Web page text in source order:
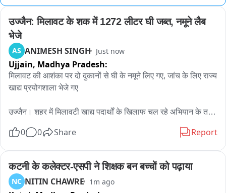
उज्जैन: मिलावट के शक में 1272 लीटर घी जब्त, नमूने लैब
भेजे
AS ANIMESH SINGH Just now
Ujjain, Madhya Pradesh:
मिलावट की आशंका पर दो दुकानों से घी के नमूने लिए गए, जांच के लिए राज्य
खाद्य प्रयोगशाला भेजे गए
उज्जैन। शहर में मिलावटी खाद्य पदार्थों के खिलाफ चल रहे अभियान के तहत
जब्त किया। जब्त किए गए घी की कीमत करीब 8 लाख रुपये से अधिक बताई
राज्य खाद्य प्रयोगशाला भेजे गए हैं।
खाद्य सुरक्षा विभाग की टीम ने सबसे पहले तिलक मार्ग, दौलतगंज स्थित
0 0 Share Report
कटनी के कलेक्टर-एसपी ने शिक्षक बन बच्चों को पढ़ाया
NC NITIN CHAWRE 1m ago